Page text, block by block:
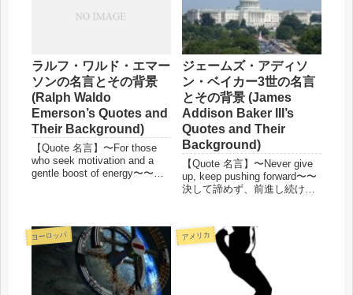
ラルフ・ワルド・エマー
ソンの名言とその背景
(Ralph Waldo
Emerson’s Quotes and
Their Background)
【Quote 名言】〜For those
who seek motivation and a
gentle boost of energy〜〜や
ジェームズ・アディソ
ン・ベイカー3世の名言
とその背景 (James
Addison Baker III’s
Quotes and Their
Background)
【Quote 名言】〜Never give
up, keep pushing forward〜〜
決して諦めず、前進し続ける
Successful ...
ヨーロッパ アメリカ